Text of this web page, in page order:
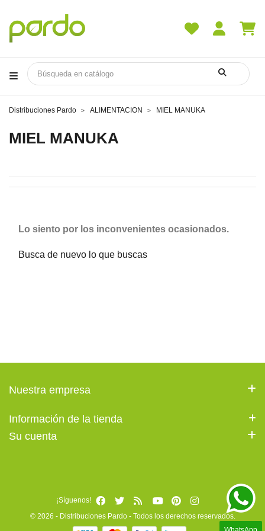
Distribuciones Pardo ALIMENTACION MIEL MANUKA
MIEL MANUKA
Lo siento por los inconvenientes ocasionados.
Busca de nuevo lo que buscas
Nuestra empresa
Información de la tienda
Su cuenta
© 2026 - Distribuciones Pardo - Todos los derechos reservados.
¡Síguenos!